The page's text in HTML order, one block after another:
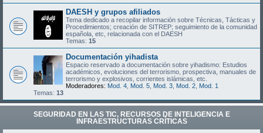
DAESH y grupos afiliados
Tema dedicado a recopilar información sobre Técnicas, Tácticas y
Procedimientos; creación de SITREP; seguimiento de la comunidad
española, etc, relacionada con el DAESH
Temas: 15
Documentación yihadista
Espacio reservado a documentación sobre yihadismo: Estudios
académicos, evoluciones del terrorismo, prospectiva, manuales de
terrorismo y explosivos, corrientes islámicas, etc.
Moderadores: Mod. 4 Mod. 5 Mod. 3 Mod. 2 Mod. 1
Temas: 13
SEGURIDAD EN LAS TIC, RECURSOS DE INTELIGENCIA E
INFRAESTRUCTURAS CRÍTICAS